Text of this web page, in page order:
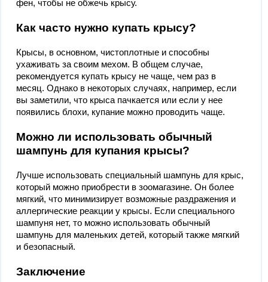
фен, чтобы не обжечь крысу.
Как часто нужно купать крысу?
Крысы, в основном, чистоплотные и способны
ухаживать за своим мехом. В общем случае,
рекомендуется купать крысу не чаще, чем раз в
месяц. Однако в некоторых случаях, например, если
вы заметили, что крыса пачкается или если у нее
появились блохи, купание можно проводить чаще.
Можно ли использовать обычный
шампунь для купания крысы?
Лучше использовать специальный шампунь для крыс,
который можно приобрести в зоомагазине. Он более
мягкий, что минимизирует возможные раздражения и
аллергические реакции у крысы. Если специального
шампуня нет, то можно использовать обычный
шампунь для маленьких детей, который также мягкий
и безопасный.
Заключение